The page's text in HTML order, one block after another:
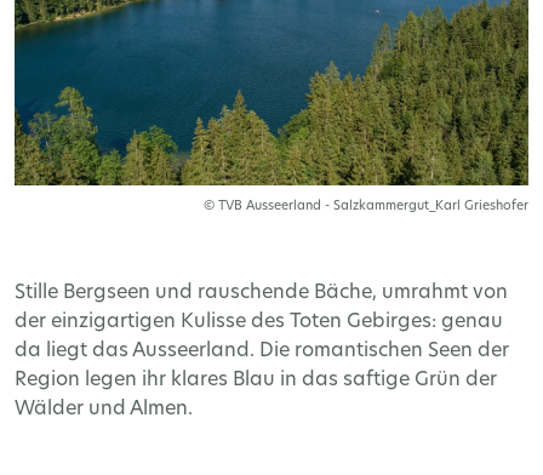
© TVB Ausseerland - Salzkammergut_Karl Grieshofer
Stille Bergseen und rauschende Bäche, umrahmt von
der einzigartigen Kulisse des Toten Gebirges: genau
da liegt das Ausseerland. Die romantischen Seen der
Region legen ihr klares Blau in das saftige Grün der
Wälder und Almen.